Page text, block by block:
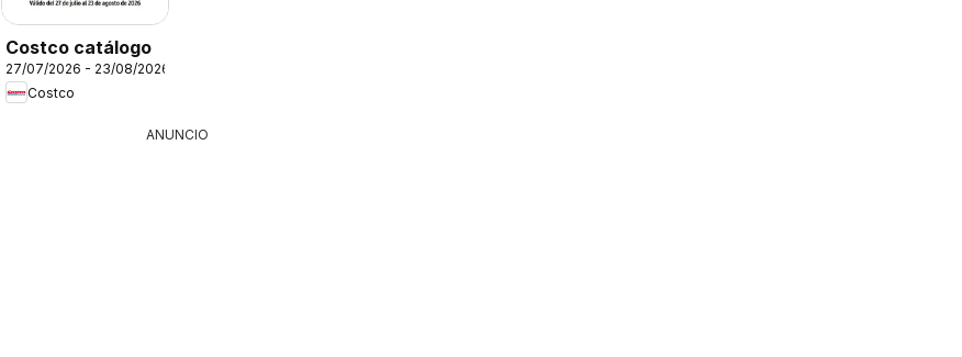
Costco catálogo
27/07/2026 - 23/08/2026
Costco
ANUNCIO